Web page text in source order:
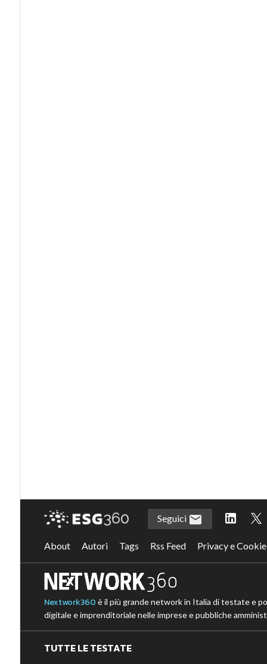
Seguici
About Autori Tags Rss Feed Privacy e
Nextwork360 è il più grande network in Italia di testate e
digitale e imprenditoriale nelle imprese e pubbliche
TUTTE LE TESTATE